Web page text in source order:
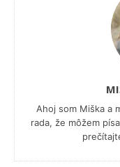
Ahoj som Miška a
rada, že môžem